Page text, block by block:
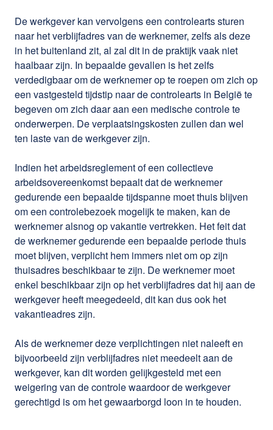
De werkgever kan vervolgens een controlearts sturen
naar het verblijfadres van de werknemer, zelfs als deze
in het buitenland zit, al zal dit in de praktijk vaak niet
haalbaar zijn. In bepaalde gevallen is het zelfs
verdedigbaar om de werknemer op te roepen om zich op
een vastgesteld tijdstip naar de controlearts in België te
begeven om zich daar aan een medische controle te
onderwerpen. De verplaatsingskosten zullen dan wel
ten laste van de werkgever zijn.
Indien het arbeidsreglement of een collectieve
arbeidsovereenkomst bepaalt dat de werknemer
gedurende een bepaalde tijdspanne moet thuis blijven
om een controlebezoek mogelijk te maken, kan de
werknemer alsnog op vakantie vertrekken. Het feit dat
de werknemer gedurende een bepaalde periode thuis
moet blijven, verplicht hem immers niet om op zijn
thuisadres beschikbaar te zijn. De werknemer moet
enkel beschikbaar zijn op het verblijfadres dat hij aan de
werkgever heeft meegedeeld, dit kan dus ook het
vakantieadres zijn.
Als de werknemer deze verplichtingen niet naleeft en
bijvoorbeeld zijn verblijfadres niet meedeelt aan de
werkgever, kan dit worden gelijkgesteld met een
weigering van de controle waardoor de werkgever
gerechtigd is om het gewaarborgd loon in te houden.